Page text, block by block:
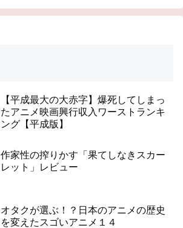
【平成最大の大赤字】爆死してしまっ
たアニメ映画興行収入ワーストランキ
ング【平成版】
作家性の搾りかす「果てしなきスカー
レット」レビュー
オタクが選ぶ！？日本のアニメの歴史
を変えたスゴいアニメ１４